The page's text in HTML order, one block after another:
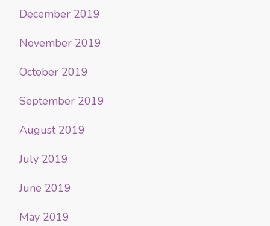
December 2019
November 2019
October 2019
September 2019
August 2019
July 2019
June 2019
May 2019